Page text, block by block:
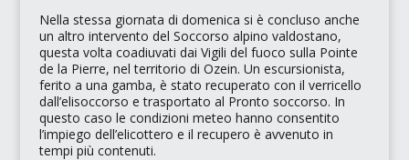
Nella stessa giornata di domenica si è concluso anche
un altro intervento del Soccorso alpino valdostano,
questa volta coadiuvati dai Vigili del fuoco sulla Pointe
de la Pierre, nel territorio di Ozein. Un escursionista,
ferito a una gamba, è stato recuperato con il verricello
dall’elisoccorso e trasportato al Pronto soccorso. In
questo caso le condizioni meteo hanno consentito
l’impiego dell’elicottero e il recupero è avvenuto in
tempi più contenuti.